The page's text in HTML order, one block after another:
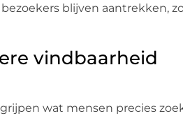
blijven aantrekken,
vindbaarheid
wat mensen precies